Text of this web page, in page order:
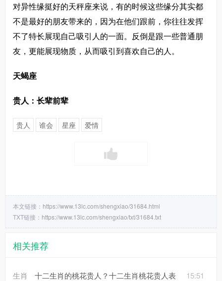
对异性缘挺好的天秤座来说，有的时候这些缘分其实都
不是最好的朋友带来的，因为在他们跟前，你往往发挥
不了特长展现自己吸引人的一面。反倒是跟一些普通朋
友，更能展现物质，从而吸引到喜欢自己的人。
天蝎座
贵人：长辈前辈
贵人 谁会 星座 爱情
本文链接： https://www.13lc.com/shengxiao/31684.html
TXT链接： https://www.13lc.com/shengxiao/txt/31684.txt
相关推荐
15:51
生肖
十二生肖的桃花贵人？十二生肖桃花贵人表